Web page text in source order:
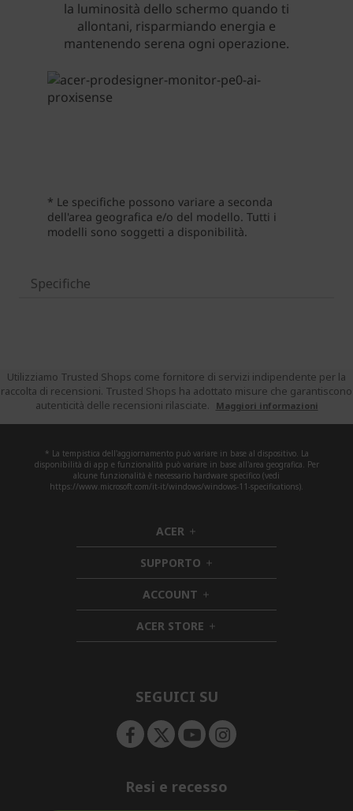
Specifiche
Utilizziamo Trusted Shops come fornitore di servizi indipendente per la
raccolta di recensioni. Trusted Shops ha adottato misure che garantiscono
autenticità delle recensioni rilasciate.
Maggiori informazioni
* La tempistica dell'aggiornamento può variare in base al dispositivo. La
disponibilità di app e funzionalità può variare in base all'area geografica. Per
alcune funzionalità è necessario hardware specifico (vedi
https://www.microsoft.com/it-it/windows/windows-11-specifications).
ACER h
i
d
d
e
n
SUPPORTO h
i
d
d
e
n
ACCOUNT h
i
d
d
ACER STORE h
i
e
SEGUICI SU
Resi e recesso